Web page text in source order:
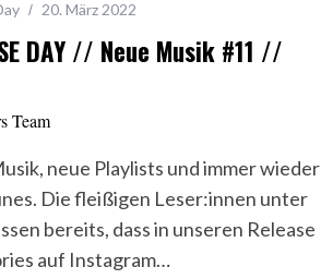
20. März 2022
DAY // Neue Musik #11 //
Team
neue Playlists und immer wieder
Die fleißigen Leser:innen unter
bereits, dass in unseren Release
auf Instagram…